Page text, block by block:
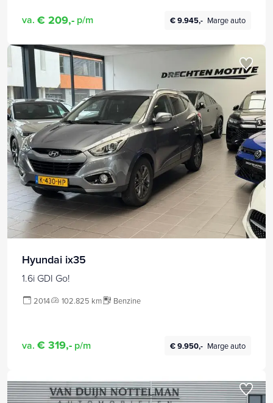
va. € 209,- p/m € 9.945,- Marge auto
Hyundai ix35
1.6i GDI Go!
2014 102.825 km Benzine
va. € 319,- p/m € 9.950,- Marge auto